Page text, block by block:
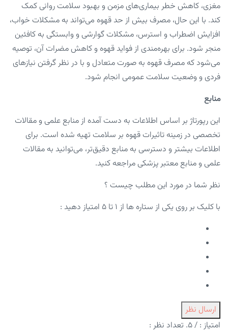
مغزی، کاهش خطر بیماری‌های مزمن و بهبود سلامت روانی کمک
کند. با این حال، مصرف بیش از حد قهوه می‌تواند به مشکلات خواب،
افزایش اضطراب و استرس، مشکلات گوارشی و وابستگی به کافئین
منجر شود. برای بهره‌مندی از فواید قهوه و کاهش مضرات آن، توصیه
می‌شود که مصرف قهوه به صورت متعادل و با در نظر گرفتن نیازهای
فردی و وضعیت سلامت عمومی انجام شود.
منابع
این رپورتاژ بر اساس اطلاعات به دست آمده از منابع علمی و مقالات
تخصصی در زمینه تاثیرات قهوه بر سلامت تهیه شده است. برای
اطلاعات بیشتر و دسترسی به منابع دقیق‌تر، می‌توانید به مقالات
علمی و منابع معتبر پزشکی مراجعه کنید.
نظر شما در مورد این مطلب چیست ؟
با کلیک بر روی یکی از ستاره ها از ۱ تا ۵ امتیاز دهید :
ارسال نظر
امتیاز : / ۵. تعداد نظر :